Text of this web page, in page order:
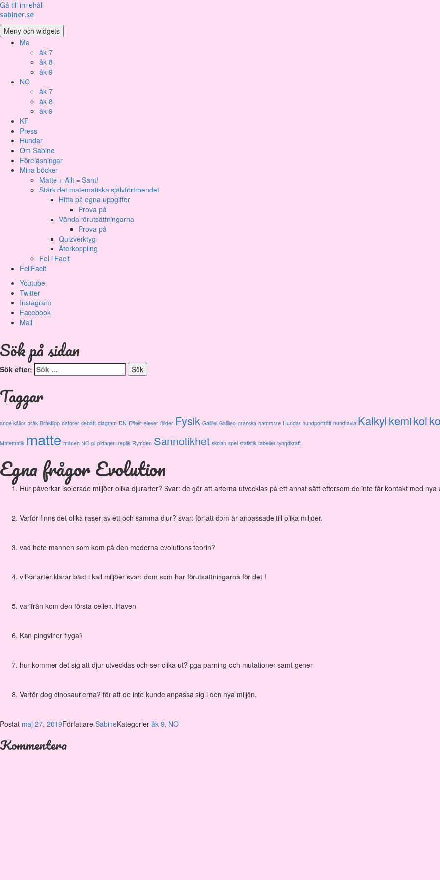
Gå till innehåll
sabiner.se
Meny och widgets
Ma
åk 7
åk 8
åk 9
NO
åk 7
åk 8
åk 9
KF
Press
Hundar
Om Sabine
Föreläsningar
Mina böcker
Matte + Allt = Sant!
Stärk det matematiska självförtroendet
Hitta på egna uppgifter
Prova på
Vända förutsättningarna
Prova på
Quizverktyg
Återkoppling
Fel i Facit
FeliFacit
Youtube
Twitter
Instagram
Facebook
Mail
Sök på sidan
Sök efter:
Taggar
ange källor bråk Bråkflipp datorer debatt diagram DN Effekt elever fjäder Fysik Gallilei Gallileo granska hammare Hundar hundporträtt hundtavla Kalkylkemikol
Matematik matte månen NO pi pidagen replik Rymden Sannolikhet skolan spel statistik tabeller tyngdkraft
Egna frågor Evolution
Hur påverkar isolerade miljöer olika djurarter? Svar: de gör att arterna utvecklas på ett annat sätt eftersom de inte får kontakt med nya
Varför finns det olika raser av ett och samma djur? svar: för att dom är anpassade till olika miljöer.
vad hete mannen som kom på den moderna evolutions teorin?
villka arter klarar bäst i kall miljöer svar: dom som har förutsättningarna för det !
varifrån kom den första cellen. Haven
Kan pingviner flyga?
hur kommer det sig att djur utvecklas och ser olika ut? pga parning och mutationer samt gener
Varför dog dinosaurierna? för att de inte kunde anpassa sig i den nya miljön.
Postat maj 27, 2019Författare SabineKategorier åk 9, NO
Kommentera